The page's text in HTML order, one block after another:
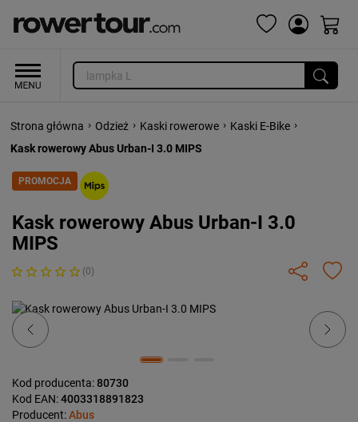
Strona główna › Odzież › Kaski rowerowe › Kaski E-Bike ›
Kask rowerowy Abus Urban-I 3.0 MIPS
PROMOCJA
Kask rowerowy Abus Urban-I 3.0
MIPS
(0)
Previous Next
Kod producenta:80730
Kod EAN:4003318891823
Producent:Abus